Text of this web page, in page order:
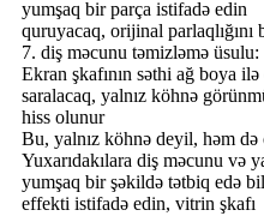
yumşaq bir parça istifadə edin
quruyacaq, orijinal parlaqlığını
7. diş məcunu təmizləmə üsulu:
Ekran şkafının səthi ağ boya
saralacaq, yalnız köhnə
hiss olunur
Bu, yalnız köhnə deyil, həm də
Yuxarıdakılara diş məcunu və
yumşaq bir şəkildə tətbiq edə
effekti istifadə edin, vitrin şkafı